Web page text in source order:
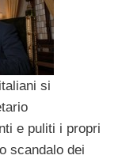
si
e puliti i propri
scandalo dei